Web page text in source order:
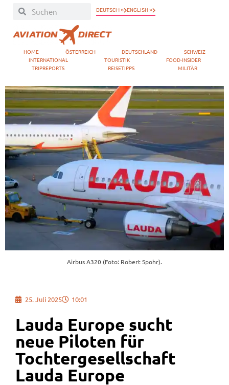
DEUTSCH » ENGLISH »
HOME ÖSTERREICH DEUTSCHLAND
SCHWEIZ
INTERNATIONAL
TOURISTIK
FOOD-INSIDER
TRIPREPORTS
REISETIPPS MILITÄR
Airbus A320 (Foto: Robert Spohr).
25. Juli 2025 10:01
Lauda Europe sucht
neue Piloten für
Tochtergesellschaft
Lauda Europe